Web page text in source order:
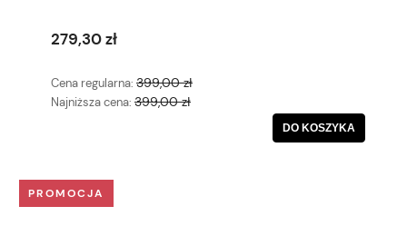
279,30 zł
Cena regularna: 399,00 zł
Najniższa cena: 399,00 zł
DO KOSZYKA
PROMOCJA